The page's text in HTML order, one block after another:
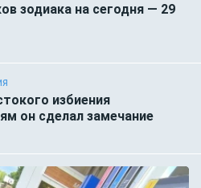
зодиака на сегодня — 29
избиения
он сделал замечание